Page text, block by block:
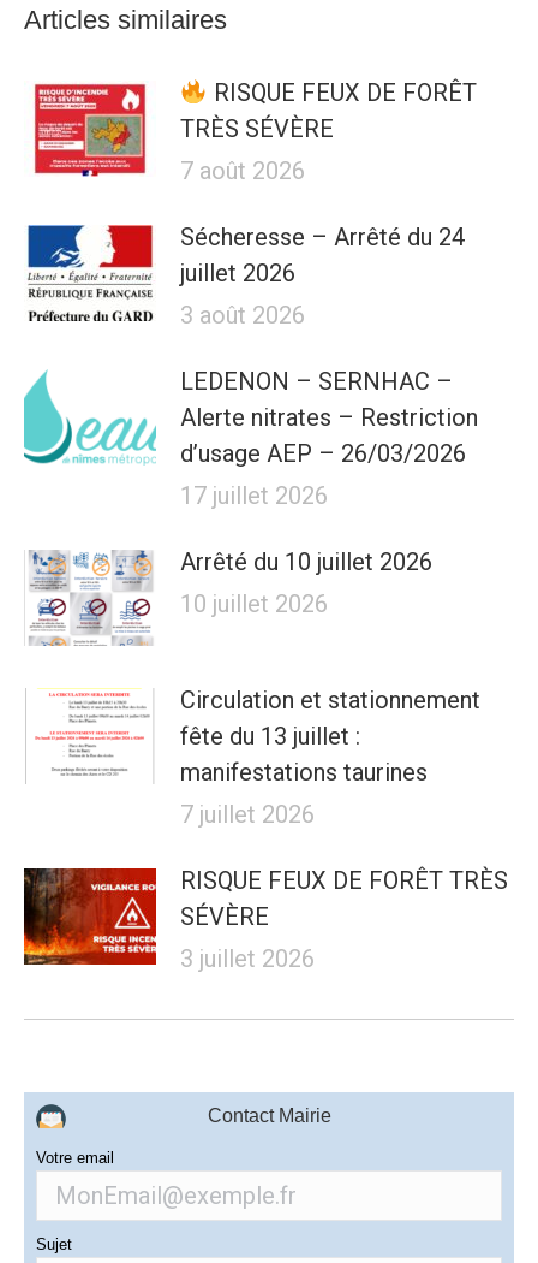
Articles similaires
RISQUE FEUX DE FORÊT
TRÈS SÉVÈRE
7 août 2026
Sécheresse – Arrêté du 24
juillet 2026
3 août 2026
LEDENON – SERNHAC –
Alerte nitrates – Restriction
d’usage AEP – 26/03/2026
17 juillet 2026
Arrêté du 10 juillet 2026
10 juillet 2026
Circulation et stationnement
fête du 13 juillet :
manifestations taurines
7 juillet 2026
RISQUE FEUX DE FORÊT TRÈS
SÉVÈRE
3 juillet 2026
Contact Mairie
Votre email
Sujet